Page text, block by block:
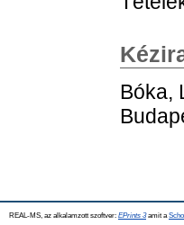
Bóka,
REAL-MS, az alkalamzott szoftver: EPrints 3amit a